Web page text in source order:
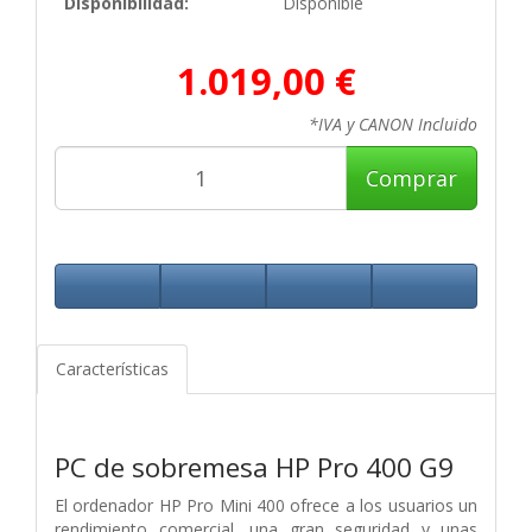
1.019,00 €
*IVA y CANON Incluido
Comprar
Características
PC de sobremesa HP Pro 400 G9
El ordenador HP Pro Mini 400 ofrece a los usuarios un